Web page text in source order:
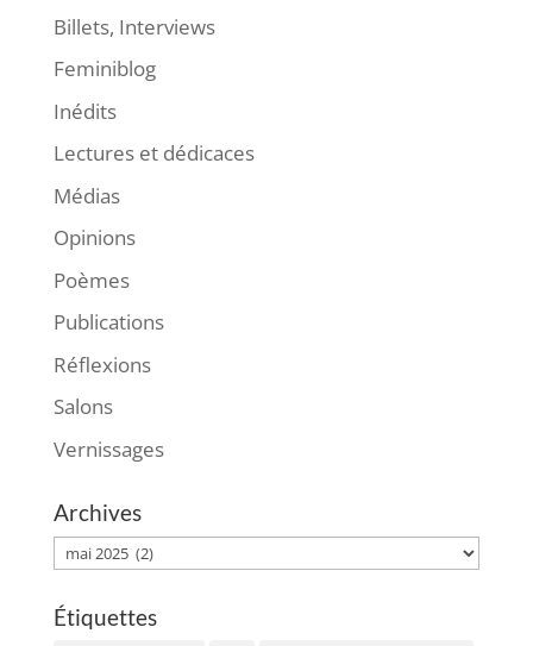
Billets, Interviews
Feminiblog
Inédits
Lectures et dédicaces
Médias
Opinions
Poèmes
Publications
Réflexions
Salons
Vernissages
Archives
Archives
Étiquettes